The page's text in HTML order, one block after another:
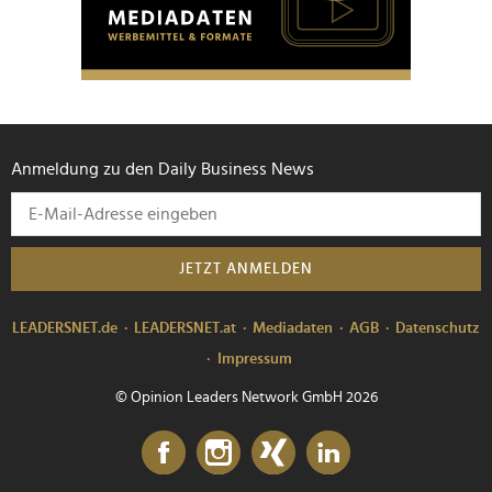
personalisieren, Funktionen für soziale Medien anbieten
zu können und die Zugriffe auf unsere Website zu
analysieren. Außerdem geben wir Informationen zu Ihrer
soziale Medien, Werbung und Analysen weiter. Unsere
weiteren Daten zusammen, die Sie ihnen bereitgestellt
haben oder die sie im Rahmen Ihrer Nutzung der Dienste
gesammelt haben.
Anmeldung zu den Daily Business News
JETZT ANMELDEN
LEADERSNET.de LEADERSNET.at Mediadaten AGB
Datenschutz
Impressum
© Opinion Leaders Network GmbH 2026